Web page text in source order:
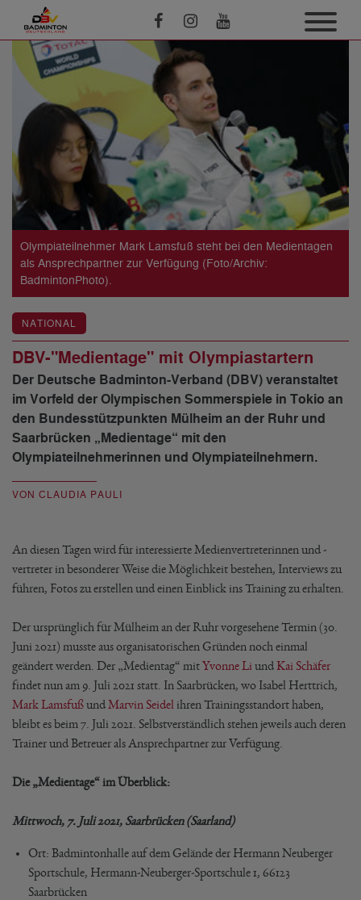
Olympiateilnehmer Mark Lamsfuß steht bei den Medientagen
als Ansprechpartner zur Verfügung (Foto/Archiv:
BadmintonPhoto).
NATIONAL
DBV-"Medientage" mit Olympiastartern
Der Deutsche Badminton-Verband (DBV) veranstaltet
im Vorfeld der Olympischen Sommerspiele in Tokio an
den Bundesstützpunkten Mülheim an der Ruhr und
Saarbrücken „Medientage“ mit den
Olympiateilnehmerinnen und Olympiateilnehmern.
VON CLAUDIA PAULI
An diesen Tagen wird für interessierte Medienvertreterinnen und -
vertreter in besonderer Weise die Möglichkeit bestehen, Interviews zu
führen, Fotos zu erstellen und einen Einblick ins Training zu erhalten.
Der ursprünglich für Mülheim an der Ruhr vorgesehene Termin (30.
Juni 2021) musste aus organisatorischen Gründen noch einmal
geändert werden. Der „Medientag“ mitYvonne Li undKai Schäfer
findet nun am 9. Juli 2021 statt. In Saarbrücken, wo Isabel Herttrich,
Mark LamsfußundMarvin Seidel ihren Trainingsstandort haben,
bleibt es beim 7. Juli 2021. Selbstverständlich stehen jeweils auch deren
Trainer und Betreuer als Ansprechpartner zur Verfügung.
Die „Medientage“ im Überblick:
Mittwoch, 7. Juli 2021, Saarbrücken (Saarland)
Ort: Badmintonhalle auf dem Gelände der Hermann Neuberger
Sportschule, Hermann-Neuberger-Sportschule 1, 66123
Saarbrücken